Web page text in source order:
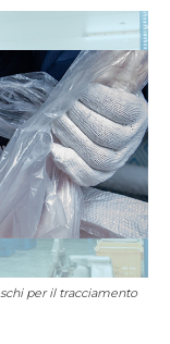
per il tracciamento